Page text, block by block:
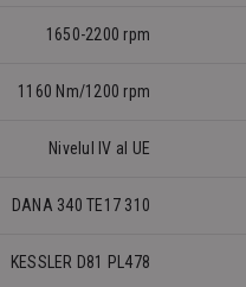
1650-2200 rpm
1160 Nm/1200 rpm
Nivelul IV al UE
DANA 340 TE17 310
KESSLER D81 PL478